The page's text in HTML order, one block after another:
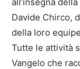
Davide Chirco,
della loro
Tutte le attività
Vangelo che